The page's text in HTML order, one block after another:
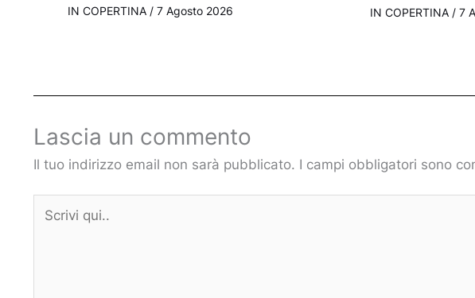
IN COPERTINA/ 7 Agosto 2026 IN COPERTINA / 7
Lascia un commento
Il tuo indirizzo email non sarà pubblicato. I campi obbligatori sono
qui..